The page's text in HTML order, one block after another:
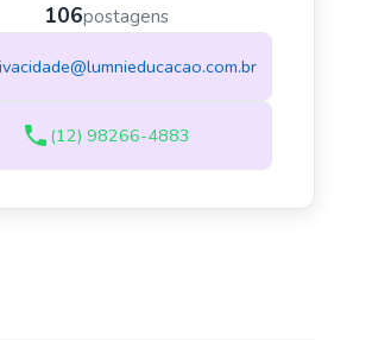
106postagens
(12) 98266-4883